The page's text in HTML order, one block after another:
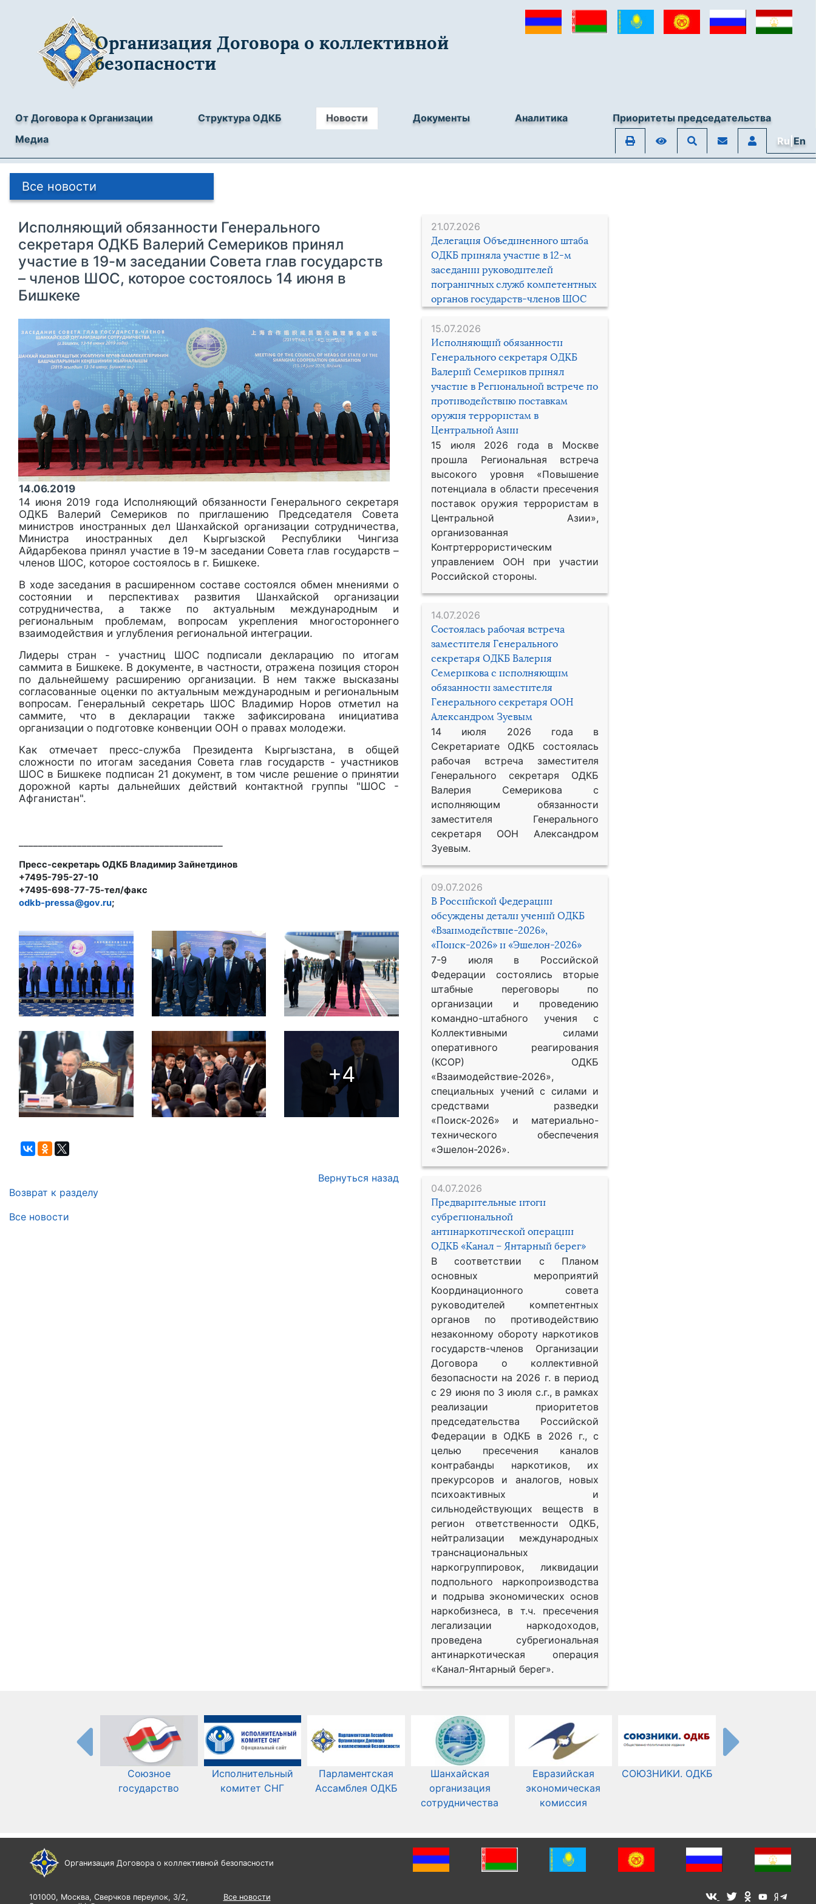
Организация Договора о коллективной
безопасности
От Договора к Организации Структура ОДКБ Новости Документы Аналитика
Приоритеты председательства
Медиа
Ru|En
Все новости
21.07.2026
Делегация Объединенного штаба
ОДКБ приняла участие в 12-м
заседании руководителей
пограничных служб компетентных
органов государств-членов ШОС
15.07.2026
Исполняющий обязанности
Генерального секретаря ОДКБ
Валерий Семериков принял
участие в Региональной встрече по
противодействию поставкам
оружия террористам в
Центральной Азии
15 июля 2026 года в Москве
прошла Региональная встреча
высокого уровня «Повышение
потенциала в области пресечения
поставок оружия террористам в
Центральной Азии»,
организованная
Контртеррористическим
управлением ООН при участии
Российской стороны.
14.07.2026
Состоялась рабочая встреча
заместителя Генерального
секретаря ОДКБ Валерия
Семерикова с исполняющим
обязанности заместителя
Генерального секретаря ООН
Александром Зуевым
14 июля 2026 года в
Секретариате ОДКБ состоялась
рабочая встреча заместителя
Генерального секретаря ОДКБ
Валерия Семерикова с
исполняющим обязанности
заместителя Генерального
секретаря ООН Александром
Зуевым.
09.07.2026
В Российской Федерации
обсуждены детали учений ОДКБ
«Взаимодействие-2026»,
«Поиск-2026» и «Эшелон-2026»
7-9 июля в Российской
Федерации состоялись вторые
штабные переговоры по
организации и проведению
командно-штабного учения с
Коллективными силами
оперативного реагирования
(КСОР) ОДКБ
«Взаимодействие-2026»,
специальных учений с силами и
средствами разведки
«Поиск-2026» и материально-
технического обеспечения
«Эшелон-2026».
04.07.2026
Предварительные итоги
субрегиональной
антинаркотической операции
ОДКБ «Канал – Янтарный берег»
В соответствии с Планом
основных мероприятий
Координационного совета
руководителей компетентных
органов по противодействию
незаконному обороту наркотиков
государств-членов Организации
Договора о коллективной
безопасности на 2026 г. в период
с 29 июня по 3 июля с.г., в рамках
реализации приоритетов
председательства Российской
Федерации в ОДКБ в 2026 г., с
целью пресечения каналов
контрабанды наркотиков, их
прекурсоров и аналогов, новых
психоактивных и
сильнодействующих веществ в
регион ответственности ОДКБ,
нейтрализации международных
транснациональных
наркогруппировок, ликвидации
подпольного наркопроизводства
и подрыва экономических основ
наркобизнеса, в т.ч. пресечения
легализации наркодоходов,
проведена субрегиональная
антинаркотическая операция
«Канал-Янтарный берег».
Исполняющий обязанности Генерального
секретаря ОДКБ Валерий Семериков принял
участие в 19-м заседании Совета глав государств
– членов ШОС, которое состоялось 14 июня в
Бишкеке
14.06.2019
14 июня 2019 года Исполняющий обязанности Генерального секретаря
ОДКБ Валерий Семериков по приглашению Председателя Совета
министров иностранных дел Шанхайской организации сотрудничества,
Министра иностранных дел Кыргызской Республики Чингиза
Айдарбекова принял участие в 19-м заседании Совета глав государств –
членов ШОС, которое состоялось в г. Бишкеке.
В ходе заседания в расширенном составе состоялся обмен мнениями о
состоянии и перспективах развития Шанхайской организации
сотрудничества, а также по актуальным международным и
региональным проблемам, вопросам укрепления многостороннего
взаимодействия и углубления региональной интеграции.
Лидеры стран - участниц ШОС подписали декларацию по итогам
саммита в Бишкеке. В документе, в частности, отражена позиция сторон
по дальнейшему расширению организации. В нем также высказаны
согласованные оценки по актуальным международным и региональным
вопросам. Генеральный секретарь ШОС Владимир Норов отметил на
саммите, что в декларации также зафиксирована инициатива
организации о подготовке конвенции ООН о правах молодежи.
Как отмечает пресс-служба Президента Кыргызстана, в общей
сложности по итогам заседания Совета глав государств - участников
ШОС в Бишкеке подписан 21 документ, в том числе решение о принятии
дорожной карты дальнейших действий контактной группы "ШОС -
Афганистан".
Пресс-секретарь ОДКБ Владимир Зайнетдинов
+7495-795-27-10
+7495-698-77-75-тел/факс
odkb-pressa@gov.ru;
+4
Вернуться назад
Возврат к разделу
Все новости
Союзное
государство
Исполнительный
комитет СНГ
Парламентская
Ассамблея ОДКБ
Шанхайская
организация
сотрудничества
Евразийская
экономическая
комиссия
СОЮЗНИКИ. ОДКБ
Организация Договора о коллективной безопасности
101000, Москва, Сверчков переулок, 3/2,
Все новости